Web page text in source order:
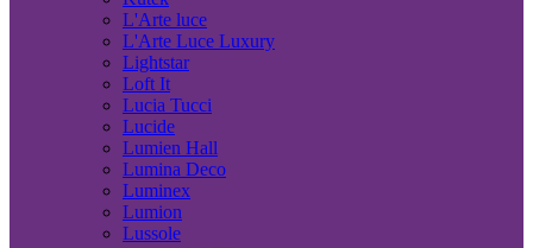
L'Arte luce
L'Arte Luce Luxury
Lightstar
Loft It
Lucia Tucci
Lucide
Lumien Hall
Lumina Deco
Luminex
Lumion
Lussole